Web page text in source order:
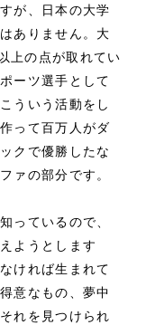
が、日本の大学
ありません。大
上の点が取れてい
ーツ選手として
ういう活動をし
って百万人がダ
クで優勝したな
ァの部分です。
っているので、
ようとします
ければ生まれて
意なもの、夢中
れを見つけられ